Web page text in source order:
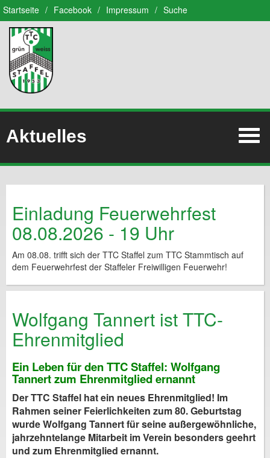
Startseite / Facebook / Impressum / Suche
Aktuelles
Einladung Feuerwehrfest
08.08.2026 - 19 Uhr
Am 08.08. trifft sich der TTC Staffel zum TTC Stammtisch auf
dem Feuerwehrfest der Staffeler Freiwilligen Feuerwehr!
Wolfgang Tannert ist TTC-
Ehrenmitglied
Ein Leben für den TTC Staffel: Wolfgang
Tannert zum Ehrenmitglied ernannt
Der TTC Staffel hat ein neues Ehrenmitglied! Im
Rahmen seiner Feierlichkeiten zum 80. Geburtstag
wurde Wolfgang Tannert für seine außergewöhnliche,
jahrzehntelange Mitarbeit im Verein besonders geehrt
und zum Ehrenmitglied ernannt.